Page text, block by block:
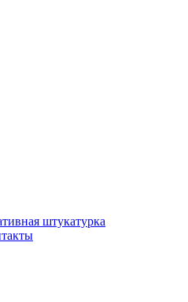
штукатурка